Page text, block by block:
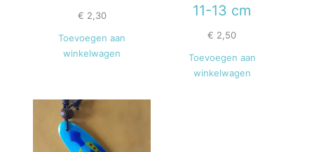
€ 2,30
Toevoegen aan
winkelwagen
11-13 cm
€ 2,50
Toevoegen aan
winkelwagen